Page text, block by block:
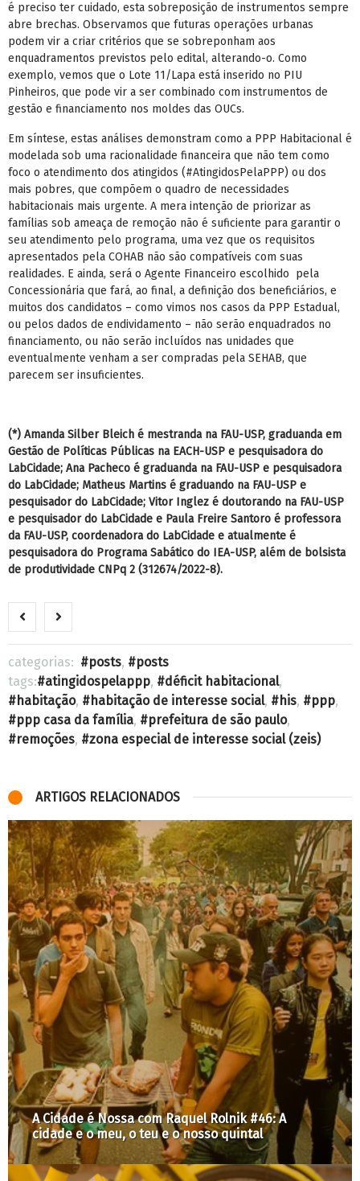
é preciso ter cuidado, esta sobreposição de instrumentos sempre
abre brechas. Observamos que futuras operações urbanas
podem vir a criar critérios que se sobreponham aos
enquadramentos previstos pelo edital, alterando-o. Como
exemplo, vemos que o Lote 11/Lapa está inserido no PIU
Pinheiros, que pode vir a ser combinado com instrumentos de
gestão e financiamento nos moldes das OUCs.
Em síntese, estas análises demonstram como a PPP Habitacional é
modelada sob uma racionalidade financeira que não tem como
foco o atendimento dos atingidos (#AtingidosPelaPPP) ou dos
mais pobres, que compõem o quadro de necessidades
habitacionais mais urgente. A mera intenção de priorizar as
famílias sob ameaça de remoção não é suficiente para garantir o
seu atendimento pelo programa, uma vez que os requisitos
apresentados pela COHAB não são compatíveis com suas
realidades. E ainda, será o Agente Financeiro escolhido pela
Concessionária que fará, ao final, a definição dos beneficiários, e
muitos dos candidatos – como vimos nos casos da PPP Estadual,
ou pelos dados de endividamento – não serão enquadrados no
financiamento, ou não serão incluídos nas unidades que
eventualmente venham a ser compradas pela SEHAB, que
parecem ser insuficientes.
(*) Amanda Silber Bleich é mestranda na FAU-USP, graduanda em
Gestão de Políticas Públicas na EACH-USP e pesquisadora do
LabCidade; Ana Pacheco é graduanda na FAU-USP e pesquisadora
do LabCidade; Matheus Martins é graduando na FAU-USP e
pesquisador do LabCidade; Vitor Inglez é doutorando na FAU-USP
e pesquisador do LabCidade e Paula Freire Santoro é professora
da FAU-USP, coordenadora do LabCidade e atualmente é
pesquisadora do Programa Sabático do IEA-USP, além de bolsista
de produtividade CNPq 2 (312674/2022-8).
categorias: posts,
posts
tags:
atingidospelappp, déficit habitacional,
habitação, habitação de interesse social, his, ppp,
ppp casa da família, prefeitura de são paulo,
remoções, zona especial de interesse social (zeis)
ARTIGOS RELACIONADOS
A Cidade é Nossa com Raquel Rolnik #46: A
cidade e o meu, o teu e o nosso quintal